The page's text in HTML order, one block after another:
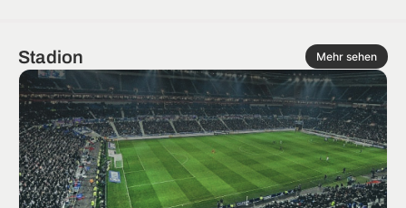
Stadion Mehr sehen